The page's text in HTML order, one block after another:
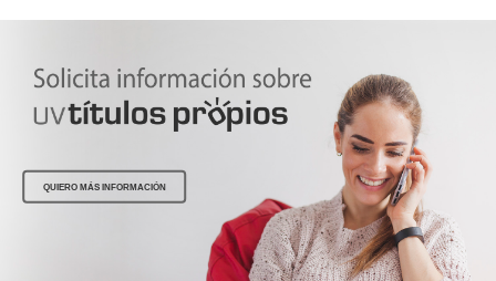
QUIERO MÁS INFORMACIÓN